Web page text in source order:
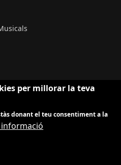
per millorar la teva
donant el teu consentiment a la
informació